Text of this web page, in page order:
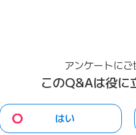
アンケートに
このQ&Aは役に
はい